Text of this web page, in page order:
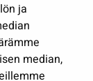
ja
median,